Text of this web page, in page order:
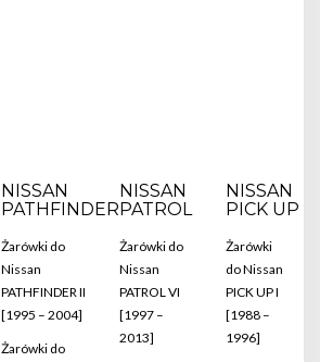
NISSAN
PATHFINDER
Żarówki do
Nissan
PATHFINDER II
[1995 – 2004]
Żarówki do
NISSAN
PATROL
Żarówki do
Nissan
PATROL VI
[1997 –
2013]
NISSAN
PICK UP
Żarówki
do Nissan
PICK UP I
[1988 –
1996]